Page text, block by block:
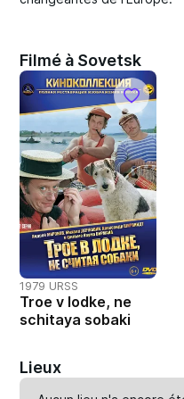
Filmé à Sovetsk
1979 URSS
Troe v lodke, ne
schitaya sobaki
Lieux